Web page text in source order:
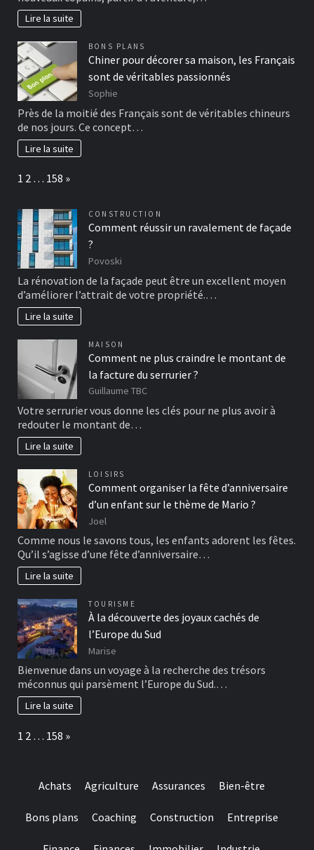
Lire la suite
BONS PLANS
Chiner pour décorer sa maison, les Français
sont de véritables passionnés
Sophie
Près de la moitié des Français sont de véritables chineurs
de nos jours. Ce concept…
Lire la suite
Page:
1 2 … 158 Next
»
CONSTRUCTION
Comment réussir un ravalement de façade
?
Povoski
La rénovation de la façade peut être un excellent moyen
d’améliorer l’attrait de votre propriété.…
Lire la suite
MAISON
Comment ne plus craindre le montant de
la facture du serrurier ?
Guillaume TBC
Votre serrurier vous donne les clés pour ne plus avoir à
redouter le montant de…
Lire la suite
LOISIRS
Comment organiser la fête d’anniversaire
d’un enfant sur le thème de Mario ?
Joel
Comme nous le savons tous, les enfants adorent les fêtes.
Qu’il s’agisse d’une fête d’anniversaire…
Lire la suite
TOURISME
À la découverte des joyaux cachés de
l’Europe du Sud
Marise
Bienvenue dans un voyage à la recherche des trésors
méconnus qui parsèment l’Europe du Sud.…
Lire la suite
Page:
1 2 … 158 Next
»
Achats Agriculture Assurances Bien-être
Bons plans Coaching Construction Entreprise